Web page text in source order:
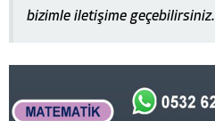
bizimle iletişime geçebilirsiniz.